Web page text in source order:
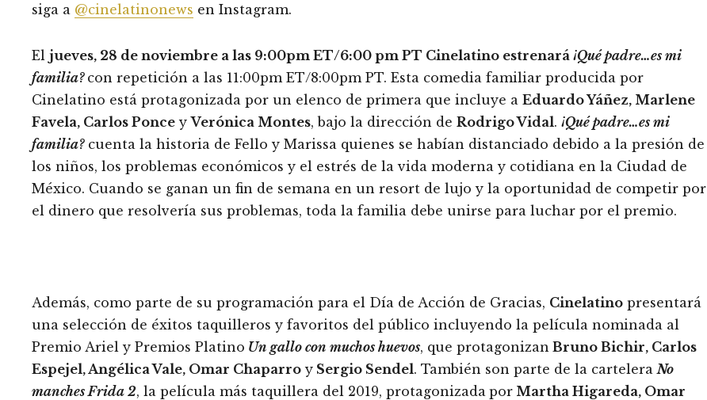
siga a @cinelatinonews en Instagram.
El jueves, 28 de noviembre a las 9:00pm ET/6:00 pm PT Cinelatino estrenará ¡Qué padre…es mi
familia? con repetición a las 11:00pm ET/8:00pm PT. Esta comedia familiar producida por
Cinelatino está protagonizada por un elenco de primera que incluye a Eduardo Yáñez, Marlene
Favela, Carlos Ponce yVerónica Montes, bajo la dirección de Rodrigo Vidal. ¡Qué padre…es mi
familia?cuenta la historia de Fello y Marissa quienes se habían distanciado debido a la presión de
los niños, los problemas económicos y el estrés de la vida moderna y cotidiana en la Ciudad de
México. Cuando se ganan un fin de semana en un resort de lujo y la oportunidad de competir por
el dinero que resolvería sus problemas, toda la familia debe unirse para luchar por el premio.
Además, como parte de su programación para el Día de Acción de Gracias, Cinelatino presentará
una selección de éxitos taquilleros y favoritos del público incluyendo la película nominada al
Premio Ariel y Premios Platino Un gallo con muchos huevos, que protagonizan Bruno Bichir, Carlos
Espejel, Angélica Vale, Omar Chaparro y Sergio Sendel. También son parte de la cartelera No
manches Frida 2, la película más taquillera del 2019, protagonizada por Martha Higareda, Omar